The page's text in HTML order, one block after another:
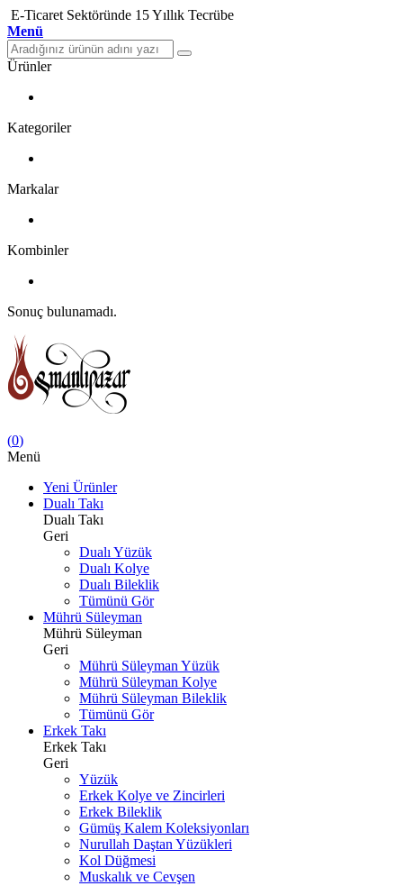
E-Ticaret Sektöründe 15 Yıllık Tecrübe
Menü
Ürünler
Kategoriler
Markalar
Kombinler
Sonuç bulunamadı.
(0)
Menü
Yeni Ürünler
Dualı Takı
Dualı Takı
Geri
Dualı Yüzük
Dualı Kolye
Dualı Bileklik
Tümünü Gör
Mührü Süleyman
Mührü Süleyman
Geri
Mührü Süleyman Yüzük
Mührü Süleyman Kolye
Mührü Süleyman Bileklik
Tümünü Gör
Erkek Takı
Erkek Takı
Geri
Yüzük
Erkek Kolye ve Zincirleri
Erkek Bileklik
Gümüş Kalem Koleksiyonları
Nurullah Daştan Yüzükleri
Kol Düğmesi
Muskalık ve Cevşen